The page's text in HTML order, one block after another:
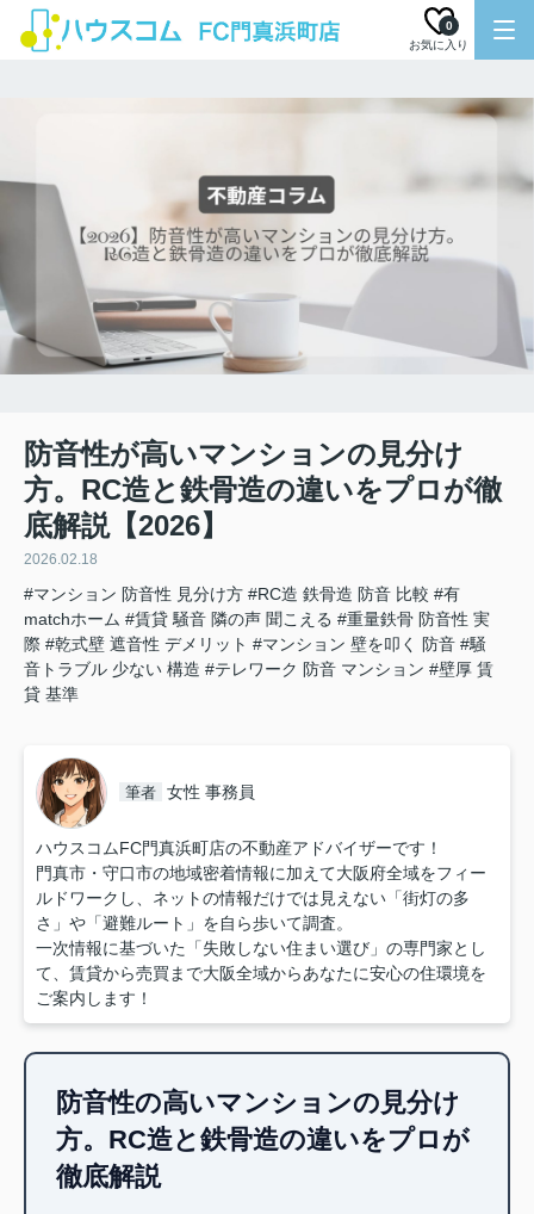
お気に入り
0
防音性が高いマンションの見分け
方。RC造と鉄骨造の違いをプロが徹
底解説【2026】
2026.02.18
#マンション 防音性 見分け方 #RC造 鉄骨造 防音 比較 #有
matchホーム #賃貸 騒音 隣の声 聞こえる #重量鉄骨 防音性 実
際 #乾式壁 遮音性 デメリット #マンション 壁を叩く 防音 #騒
音トラブル 少ない 構造 #テレワーク 防音 マンション #壁厚 賃
貸 基準
筆者 女性 事務員
ハウスコムFC門真浜町店の不動産アドバイザーです！
門真市・守口市の地域密着情報に加えて大阪府全域をフィー
ルドワークし、ネットの情報だけでは見えない「街灯の多
さ」や「避難ルート」を自ら歩いて調査。
一次情報に基づいた「失敗しない住まい選び」の専門家とし
て、賃貸から売買まで大阪全域からあなたに安心の住環境を
ご案内します！
防音性の高いマンションの見分け
方。RC造と鉄骨造の違いをプロが
徹底解説